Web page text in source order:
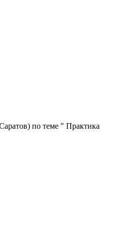
по теме " Практика